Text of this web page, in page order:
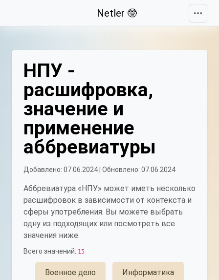
Netler 🤓
НПУ -
расшифровка,
значение и
применение
аббревиатуры
Добавлено: 07.06.2024 | Обновлено: 07.06.2024
Аббревиатура «НПУ» может иметь несколько
расшифровок в зависимости от контекста и
сферы употребления. Вы можете выбрать
одну из подходящих или посмотреть все
значения ниже.
Всего значений: 15
Военное дело Информатика